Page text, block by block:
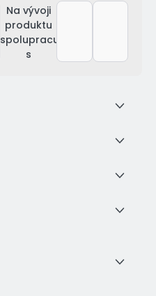
Na vývoji
produktu
spolupracujeme
s